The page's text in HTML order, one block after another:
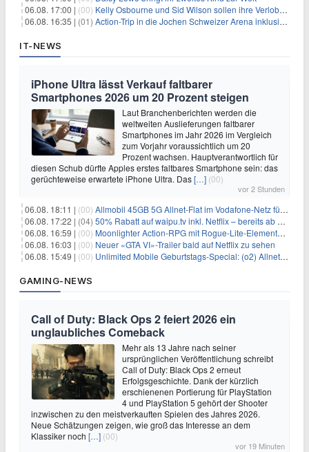
06.08. 17:00 | (00) Kelly Osbourne und Sid Wilson sollen ihre Verlobung gelöst haben
06.08. 16:35 | (01) Action-Trip in die Jochen Schweizer Arena inklusive Premium Hotel und Frühstück ab 59€ p.P.
IT-NEWS
iPhone Ultra lässt Verkauf faltbarer
Smartphones 2026 um 20 Prozent steigen
Laut Branchenberichten werden die
weltweiten Auslieferungen faltbarer
Smartphones im Jahr 2026 im Vergleich
zum Vorjahr voraussichtlich um 20
Prozent wachsen. Hauptverantwortlich für
diesen Schub dürfte Apples erstes faltbares Smartphone sein: das
gerüchteweise erwartete iPhone Ultra. Das[…] (00)
vor 2 Stunden
06.08. 18:11 | (00) Allmobil 45GB 5G Allnet-Flat im Vodafone-Netz für eff. 5,91€/Monat dank 50€ Wechselbonus + 0€ AG
06.08. 17:22 | (04) 50% Rabatt auf waipu.tv inkl. Netflix – bereits ab 9€/Monat (statt 17,99€)
06.08. 16:59 | (00) Moonlighter Action-RPG mit Rogue-Lite-Elementen kostenlos bei Steam
06.08. 16:03 | (00) Neuer «GTA VI»-Trailer bald auf Netflix zu sehen
06.08. 15:49 | (00) Unlimited Mobile Geburtstags-Special: (o2) Allnet-Flats ab 14,99€/Monat
GAMING-NEWS
Call of Duty: Black Ops 2 feiert 2026 ein
unglaubliches Comeback
Mehr als 13 Jahre nach seiner
ursprünglichen Veröffentlichung schreibt
Call of Duty: Black Ops 2 erneut
Erfolgsgeschichte. Dank der kürzlich
erschienenen Portierung für PlayStation
4 und PlayStation 5 gehört der Shooter
inzwischen zu den meistverkauften Spielen des Jahres 2026.
Neue Schätzungen zeigen, wie groß das Interesse an dem
Klassiker noch […] (00)
vor 19 Minuten